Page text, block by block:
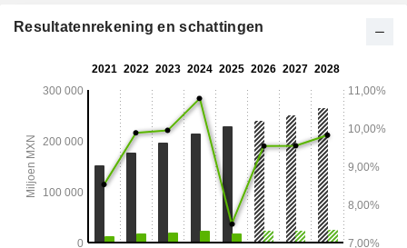
Resultatenrekening en schattingen